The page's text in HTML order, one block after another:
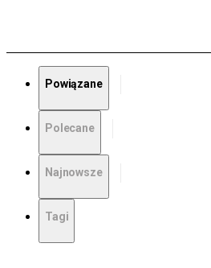
Powiązane
Polecane
Najnowsze
Tagi